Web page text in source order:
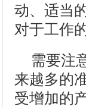
动、适当
对于工作
需要注
来越多的
受增加的